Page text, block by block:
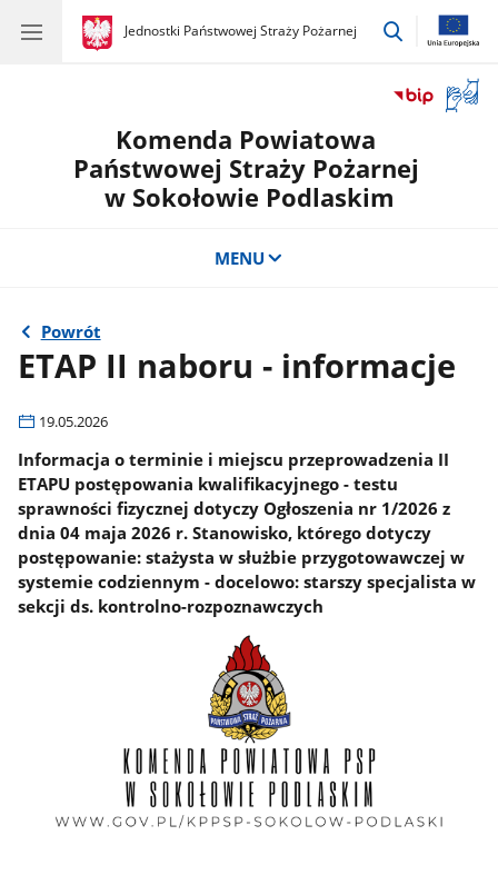
gov.pl
Jednostki Państwowej Straży Pożarnej
gov.pl
Jednostki
przejdź
okno
Komenda Powiatowa
Państwowej Straży Pożarnej
w Sokołowie Podlaskim
MENU
Powrót
ETAP II naboru - informacje
19.05.2026
Informacja o terminie i miejscu przeprowadzenia II
ETAPU postępowania kwalifikacyjnego - testu
sprawności fizycznej dotyczy Ogłoszenia nr 1/2026 z
dnia 04 maja 2026 r. Stanowisko, którego dotyczy
postępowanie: stażysta w służbie przygotowawczej w
systemie codziennym - docelowo: starszy specjalista w
sekcji ds. kontrolno-rozpoznawczych